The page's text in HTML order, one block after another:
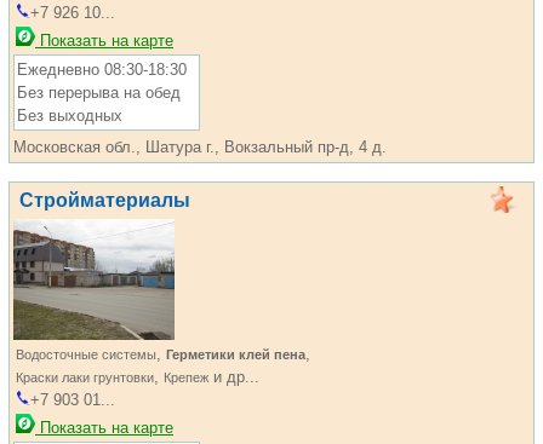
+7 926 10...
Показать на карте
Ежедневно 08:30-18:30
Без перерыва на обед
Без выходных
Московская обл., Шатура г., Вокзальный пр-д, 4 д.
Стройматериалы
Водосточные системы, Герметики клей пена,
Краски лаки грунтовки, Крепеж и др...
+7 903 01...
Показать на карте